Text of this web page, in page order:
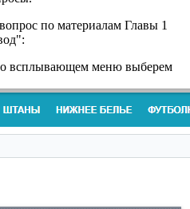
по материалам Главы 1
всплывающем меню выберем